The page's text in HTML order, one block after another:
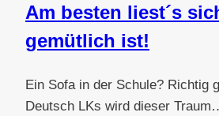
Am besten liest´s
gemütlich ist!
Ein Sofa in der Schule? Richtig
Deutsch LKs wird dieser